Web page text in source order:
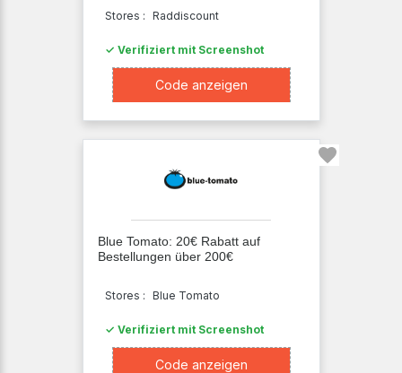
Stores : Raddiscount
✓ Verifiziert mit Screenshot
Code anzeigenXXXX365
Blue Tomato: 20€ Rabatt auf
Bestellungen über 200€
Stores : Blue Tomato
✓ Verifiziert mit Screenshot
Code anzeigenXXXX000